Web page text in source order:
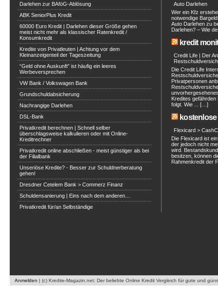
Darlehen zur BAföG-Ablösung
ABK SeniorPlus Kredit
60000 Euro Kredit | Darlehen dieser Größe gehen
meist nicht mehr als klassischer Ratenkredit /
Konsumkredit
Kredite von Privatleuten | Achtung vor dem
Kleinanzeigenteil der Tageszeitung
“Geld ohne Auskunft” ist häufig ein leeres
Werbeversprechen
VW Bank / Volkswagen Bank
Grundschuldabsicherung
Nachrangige Darlehen
DSL-Bank
Privatkredit berechnen | Schnell selber
überschlagsweise kalkulieren oder mit Online-
Kreditrechner
Privatkredit online abschließen - meist günstiger als bei
der Filialbank
Unseriöse Kredite? - Besser zur Schuldnerberatung
gehen!
Dresdner Cetelem Bank > Commerz Finanz
Schuldensanierung | Eins nach dem anderen…
Privatkredit für/an Selbständige
Auto Darlehen
Wer ein Kfz
notwendige
Auto Darlehen zu
Darlehen? – Wie
kredit
Credit Life | Der
Die Credit Life
Privatpersonen
Kredites gefährden
folgt. Wie ... […]
Flexicard >
Die Flexicard ist
der jedoch nicht
wird.
besitzen, können
Rahmenkredit der
Anmelden | (c) Kredite-Magazin.net: Der beliebte Online Kredit Vergleich für gute und